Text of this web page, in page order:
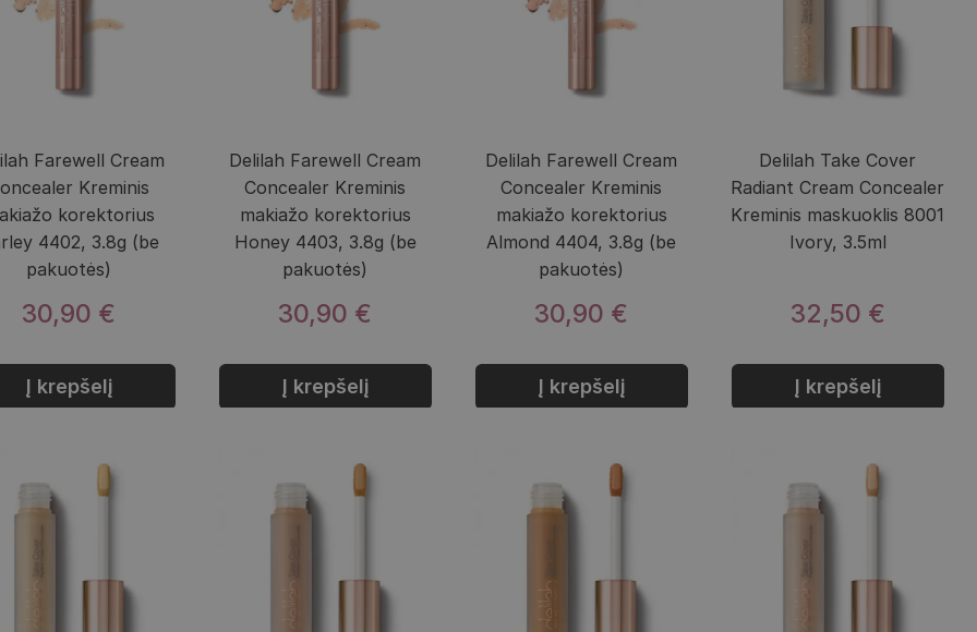
Farewell Cream
Kreminis
korektorius
4402, 3.8g (be
pakuotės)
30,90 €
Į krepšelį
Delilah Farewell Cream
Concealer Kreminis
makiažo korektorius
Honey 4403, 3.8g (be
pakuotės)
30,90 €
Į krepšelį
Delilah Farewell Cream
Concealer Kreminis
makiažo korektorius
Almond 4404, 3.8g (be
pakuotės)
30,90 €
Į krepšelį
Delilah Take Cover
Radiant Cream Concealer
Kreminis maskuoklis 8001
Ivory, 3.5ml
32,50 €
Į krepšelį